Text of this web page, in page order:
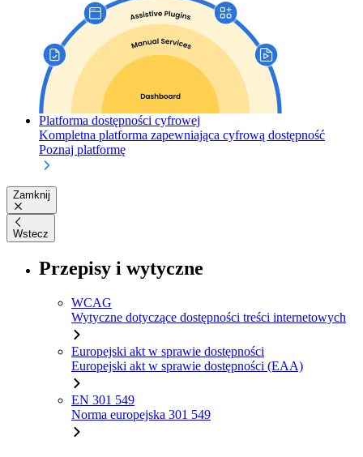
Platforma dostępności cyfrowej
Kompletna platforma zapewniająca cyfrową dostępność
Poznaj platformę
Zamknij
Wstecz
Przepisy i wytyczne
WCAG
Wytyczne dotyczące dostępności treści internetowych
Europejski akt w sprawie dostępności
Europejski akt w sprawie dostępności (EAA)
EN 301 549
Norma europejska 301 549